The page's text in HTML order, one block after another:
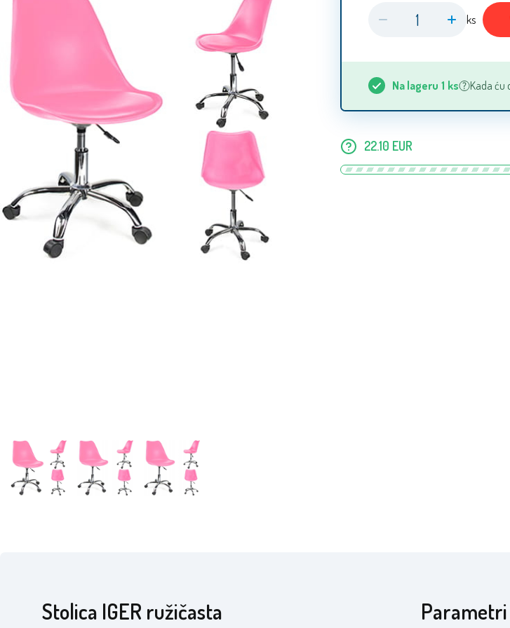
ks
Na lageru 1 ks Kada ću
22.10 EUR
Stolica IGER ružičasta Parametri